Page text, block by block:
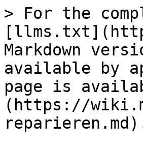
> For the
Markdown
available by
page is
(https://